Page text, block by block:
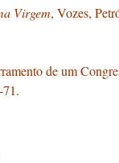
Virgem, Vozes,
de um